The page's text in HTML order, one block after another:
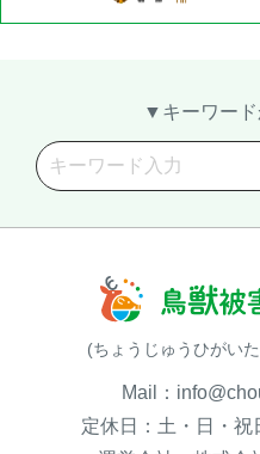
▼キーワード
(ちょうじゅうひがい
Mail：
定休日：土・日・祝